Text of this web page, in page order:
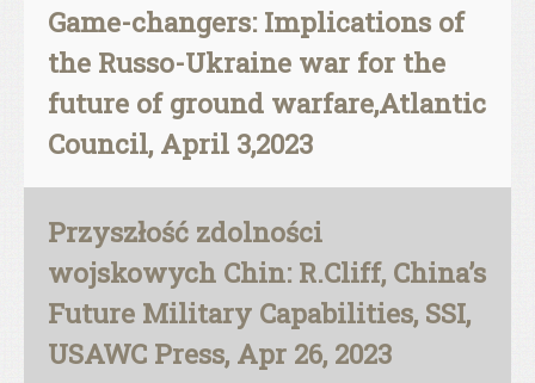
Game-changers: Implications of
the Russo-Ukraine war for the
future of ground warfare,Atlantic
Council, April 3,2023
Przyszłość zdolności
wojskowych Chin: R.Cliff, China’s
Future Military Capabilities, SSI,
USAWC Press, Apr 26, 2023